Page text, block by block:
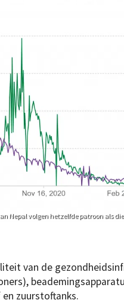
Nepal volgen hetzelfde patroon als
van de
zuurstoftanks.